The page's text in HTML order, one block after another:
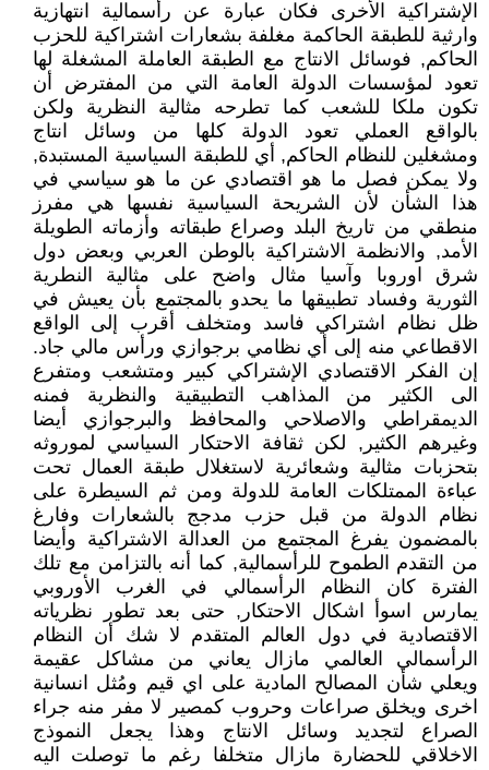
الإشتراكية الأخرى فكان عبارة عن رأسمالية انتهازية
وارثية للطبقة الحاكمة مغلفة بشعارات اشتراكية للحزب
الحاكم, فوسائل الانتاج مع الطبقة العاملة المشغلة لها
تعود لمؤسسات الدولة العامة التي من المفترض أن
تكون ملكا للشعب كما تطرحه مثالية النظرية ولكن
بالواقع العملي تعود الدولة كلها من وسائل انتاج
ومشغلين للنظام الحاكم, أي للطبقة السياسية المستبدة,
ولا يمكن فصل ما هو اقتصادي عن ما هو سياسي في
هذا الشأن لأن الشريحة السياسية نفسها هي مفرز
منطقي من تاريخ البلد وصراع طبقاته وأزماته الطويلة
الأمد, والانظمة الاشتراكية بالوطن العربي وبعض دول
شرق اوروبا وآسيا مثال واضح على مثالية النطرية
الثورية وفساد تطبيقها ما يحدو بالمجتمع بأن يعيش في
ظل نظام اشتراكي فاسد ومتخلف أقرب إلى الواقع
الاقطاعي منه إلى أي نظامي برجوازي ورأس مالي جاد.
إن الفكر الاقتصادي الإشتراكي كبير ومتشعب ومتفرع
الى الكثير من المذاهب التطبيقية والنظرية فمنه
الديمقراطي والاصلاحي والمحافظ والبرجوازي أيضا
وغيرهم الكثير, لكن ثقافة الاحتكار السياسي لموروثه
بتحزبات مثالية وشعائرية لاستغلال طبقة العمال تحت
عباءة الممتلكات العامة للدولة ومن ثم السيطرة على
نظام الدولة من قبل حزب مدجج بالشعارات وفارغ
بالمضمون يفرغ المجتمع من العدالة الاشتراكية وأيضا
من التقدم الطموح للرأسمالية, كما أنه بالتزامن مع تلك
الفترة كان النظام الرأسمالي في الغرب الأوروبي
يمارس اسوأ اشكال الاحتكار, حتى بعد تطور نظرياته
الاقتصادية في دول العالم المتقدم لا شك أن النظام
الرأسمالي العالمي مازال يعاني من مشاكل عقيمة
ويعلي شأن المصالح المادية على اي قيم ومُثل انسانية
اخرى ويخلق صراعات وحروب كمصير لا مفر منه جراء
الصراع لتجديد وسائل الانتاج وهذا يجعل النموذج
الاخلاقي للحضارة مازال متخلفا رغم ما توصلت اليه